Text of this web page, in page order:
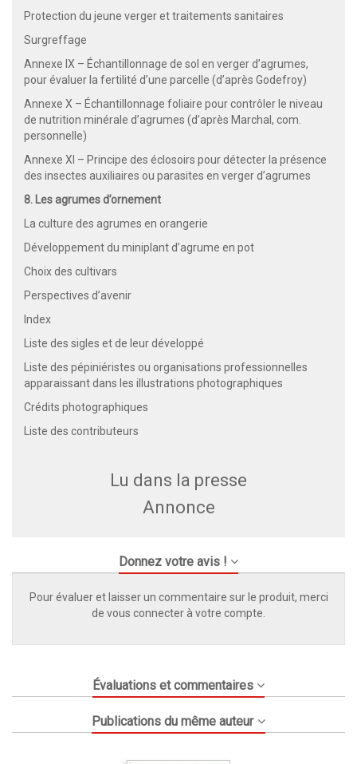
Protection du jeune verger et traitements sanitaires
Surgreffage
Annexe IX – Échantillonnage de sol en verger d’agrumes,
pour évaluer la fertilité d’une parcelle (d’après Godefroy)
Annexe X – Échantillonnage foliaire pour contrôler le niveau
de nutrition minérale d’agrumes (d’après Marchal, com.
personnelle)
Annexe XI – Principe des éclosoirs pour détecter la présence
des insectes auxiliaires ou parasites en verger d’agrumes
8. Les agrumes d’ornement
La culture des agrumes en orangerie
Développement du miniplant d’agrume en pot
Choix des cultivars
Perspectives d’avenir
Index
Liste des sigles et de leur développé
Liste des pépiniéristes ou organisations professionnelles
apparaissant dans les illustrations photographiques
Crédits photographiques
Liste des contributeurs
Lu dans la presse
Annonce
Donnez votre avis !
Pour évaluer et laisser un commentaire sur le produit, merci
de vous connecter à votre compte.
Évaluations et commentaires
Publications du même auteur